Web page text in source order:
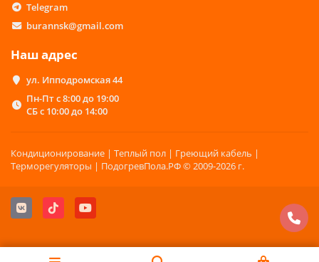
Telegram
burannsk@gmail.com
Наш адрес
ул. Ипподромская 44
Пн-Пт с 8:00 до 19:00
СБ с 10:00 до 14:00
Кондиционирование | Теплый пол | Греющий кабель |
Терморегуляторы | ПодогревПола.РФ © 2009-2026 г.